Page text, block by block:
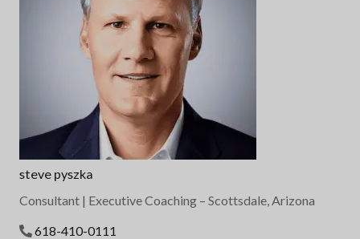
steve pyszka
Consultant | Executive Coaching – Scottsdale, Arizona
618-410-0111